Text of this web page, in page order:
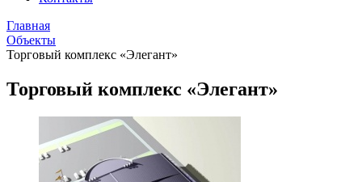
Главная
Объекты
Торговый комплекс «Элегант»
Торговый комплекс «Элегант»